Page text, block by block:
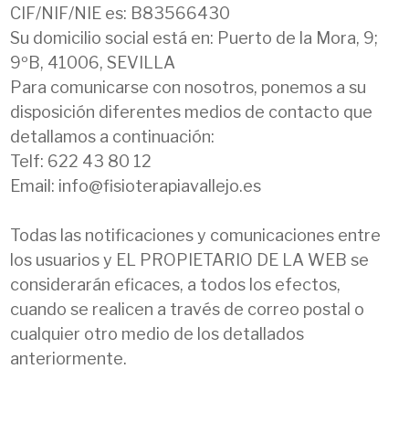
CIF/NIF/NIE es: B83566430
Su domicilio social está en: Puerto de la Mora, 9;
9ºB, 41006, SEVILLA
Para comunicarse con nosotros, ponemos a su
disposición diferentes medios de contacto que
detallamos a continuación:
Telf: 622 43 80 12
Email: info@fisioterapiavallejo.es
Todas las notificaciones y comunicaciones entre
los usuarios y EL PROPIETARIO DE LA WEB se
considerarán eficaces, a todos los efectos,
cuando se realicen a través de correo postal o
cualquier otro medio de los detallados
anteriormente.